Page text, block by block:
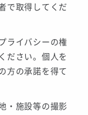
で取得してくだ
ライバシーの権
ださい。個人を
方の承諾を得て
・施設等の撮影